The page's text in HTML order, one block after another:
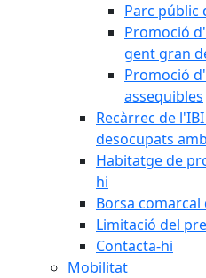
Parc públic
Promoció
gent gran
Promoció
assequibles
Recàrrec de
desocupats
Habitatge de
hi
Borsa
Limitació del
Contacta-hi
Mobilitat